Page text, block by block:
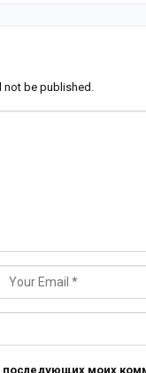
be published.
последующих моих